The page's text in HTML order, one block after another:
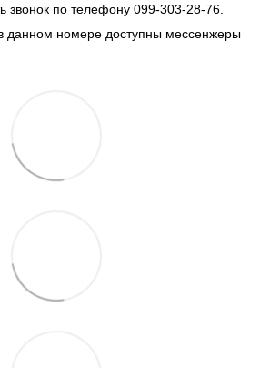
звонок по телефону 099-303-28-76.
данном номере доступны мессенжеры